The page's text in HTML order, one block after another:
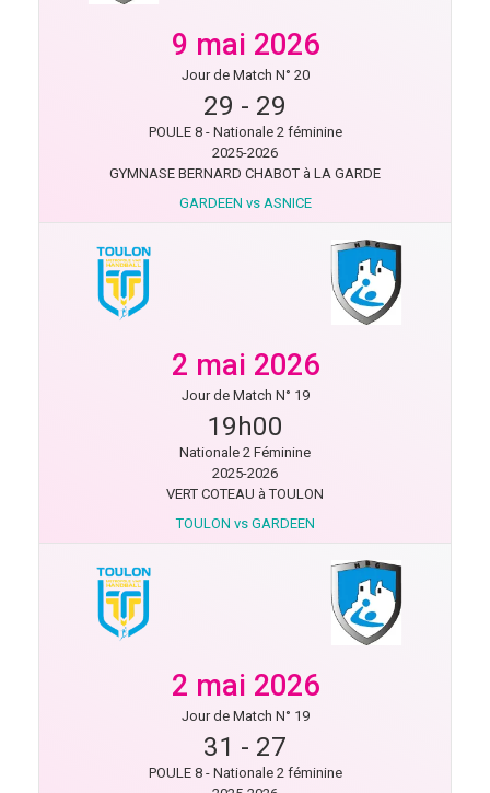
9 mai 2026
Jour de Match N° 20
29 - 29
POULE 8 - Nationale 2 féminine
2025-2026
GYMNASE BERNARD CHABOT à LA GARDE
GARDEEN vs ASNICE
2 mai 2026
Jour de Match N° 19
19h00
Nationale 2 Féminine
2025-2026
VERT COTEAU à TOULON
TOULON vs GARDEEN
2 mai 2026
Jour de Match N° 19
31 - 27
POULE 8 - Nationale 2 féminine